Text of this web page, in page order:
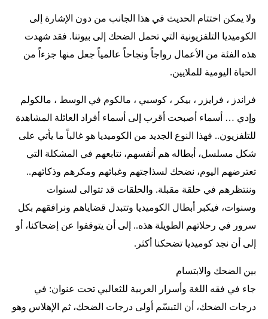
ولا يمكن اختتام الحديث في هذا الجانب من دون الإشارة إلى
الكوميديا التلفزيونية التي تحمل الضحك إلى بيوتنا. فقد شهدت
هذه الفئة من الأعمال رواجاً ونجاحاً عالمياً جعل منها جزءاً من
الحياة اليومية للملايين.
فراندز ، فرايزر ، بيكر ، كوسبي ، مالكوم في الوسط ، مالكولم
وإدي … أسماء أصبحت أقرب إلى أسماء أفراد العائلة المشاهدة
للتلفزيون.. فهذا النوع الجديد من الكوميديا هو غالباً ما يأتي على
شكل مسلسل، أبطاله هم أنفسهم، نتابعهم في المشكلة التي
تعترضهم اليوم، نضحك لسذاجتهم وغبائهم ومكرهم وذكائهم..
وننتظرهم في حلقة مقبلة. والحلقات قد تتوالى لسنوات
وسنوات، فيكبر أبطال الكوميديا وتتبدل قضاياهم ونرافقهم بكل
سرور في رحلاتهم الطويلة هذه.. إلى أن يتوقفوا عن إضحاكنا، أو
إلى أن نجد كوميديا تضحكنا أكثر.
بين الضحك والابتسام
جاء في فقه اللغة وأسرار العربية للثعالبي تحت عنوان: في
درجات الضحك، أن التبسّم أولى درجات الضحك، ثم الإهلاس وهو